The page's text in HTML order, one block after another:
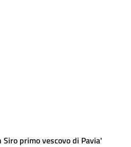
primo vescovo di Pavia'